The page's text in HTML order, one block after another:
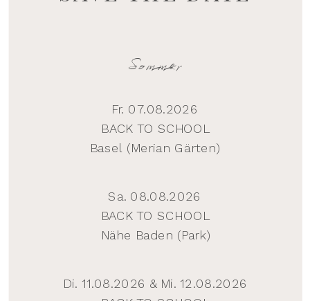
Di. 11.08.2026 & Mi. 12.08.2026
Nähe Baden (Park)
BACK TO SCHOOL
Sa. 08.08.2026
Basel (Merian Gärten)
BACK TO SCHOOL
Fr. 07.08.2026
Sommer